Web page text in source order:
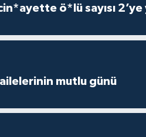
ö*lü sayısı
mutlu günü